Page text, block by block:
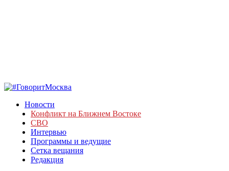
Новости
Конфликт на Ближнем Востоке
СВО
Интервью
Программы и ведущие
Сетка вещания
Редакция